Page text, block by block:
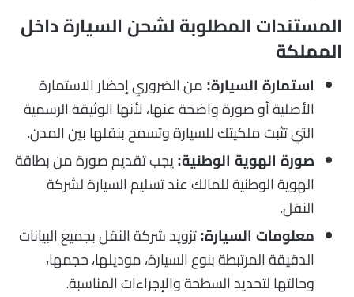
المستندات المطلوبة لشحن السيارة داخل
المملكة
استمارة السيارة: من الضروري إحضار الاستمارة
الأصلية أو صورة واضحة عنها، لأنها الوثيقة الرسمية
التي تثبت ملكيتك للسيارة وتسمح بنقلها بين المدن.
صورة الهوية الوطنية: يجب تقديم صورة من بطاقة
الهوية الوطنية للمالك عند تسليم السيارة لشركة
النقل.
معلومات السيارة: تزويد شركة النقل بجميع البيانات
الدقيقة المرتبطة بنوع السيارة، موديلها، حجمها،
وحالتها لتحديد السطحة والإجراءات المناسبة.